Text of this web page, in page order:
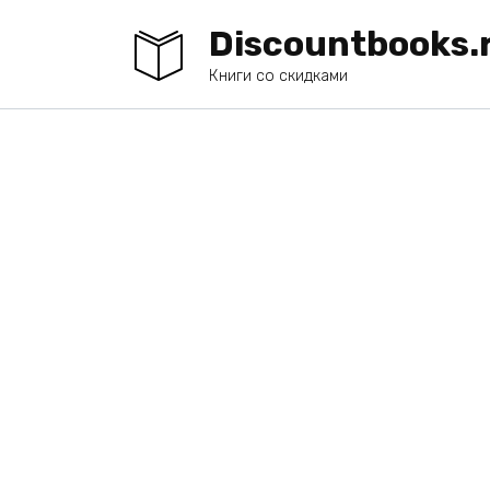
Книги со скидками